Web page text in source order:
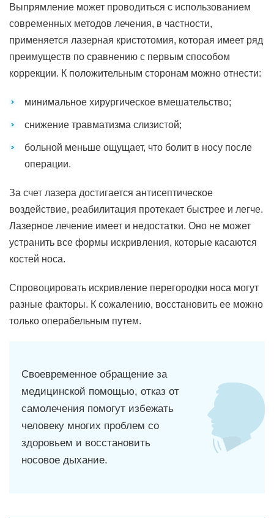
Выпрямление может проводиться с использованием
современных методов лечения, в частности,
применяется лазерная кристотомия, которая имеет ряд
преимуществ по сравнению с первым способом
коррекции. К положительным сторонам можно отнести:
минимальное хирургическое вмешательство;
снижение травматизма слизистой;
больной меньше ощущает, что болит в носу после
операции.
За счет лазера достигается антисептическое
воздействие, реабилитация протекает быстрее и легче.
Лазерное лечение имеет и недостатки. Оно не может
устранить все формы искривления, которые касаются
костей носа.
Спровоцировать искривление перегородки носа могут
разные факторы. К сожалению, восстановить ее можно
только операбельным путем.
Своевременное обращение за
медицинской помощью, отказ от
самолечения помогут избежать
человеку многих проблем со
здоровьем и восстановить
носовое дыхание.